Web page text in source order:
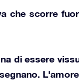
che scorre
di essere